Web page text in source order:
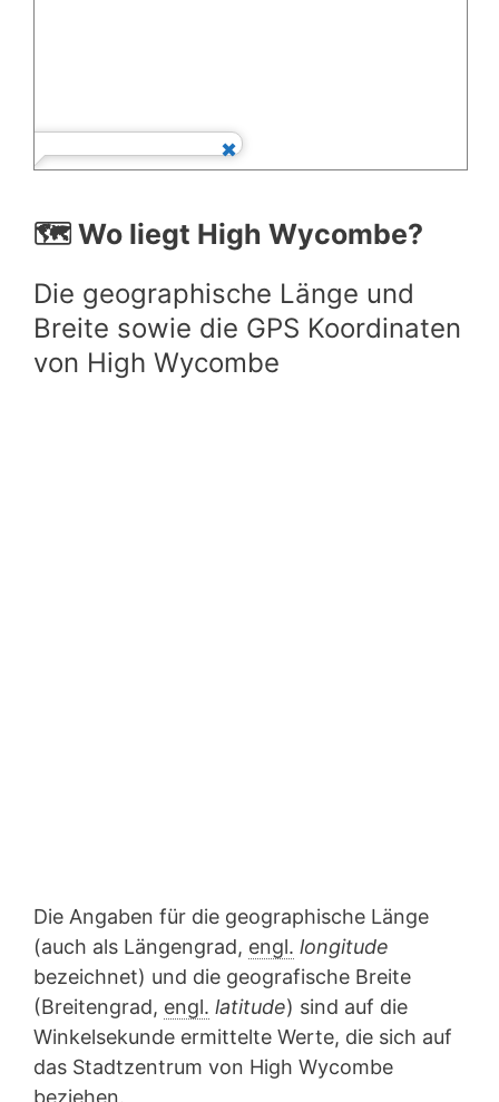
🗺️ Wo liegt High Wycombe?
Die geographische Länge und
Breite sowie die GPS Koordinaten
von High Wycombe
Die Angaben für die geographische Länge
(auch als Längengrad, engl. longitude
bezeichnet) und die geografische Breite
(Breitengrad, engl. latitude) sind auf die
Winkelsekunde ermittelte Werte, die sich auf
das Stadtzentrum von High Wycombe
beziehen.